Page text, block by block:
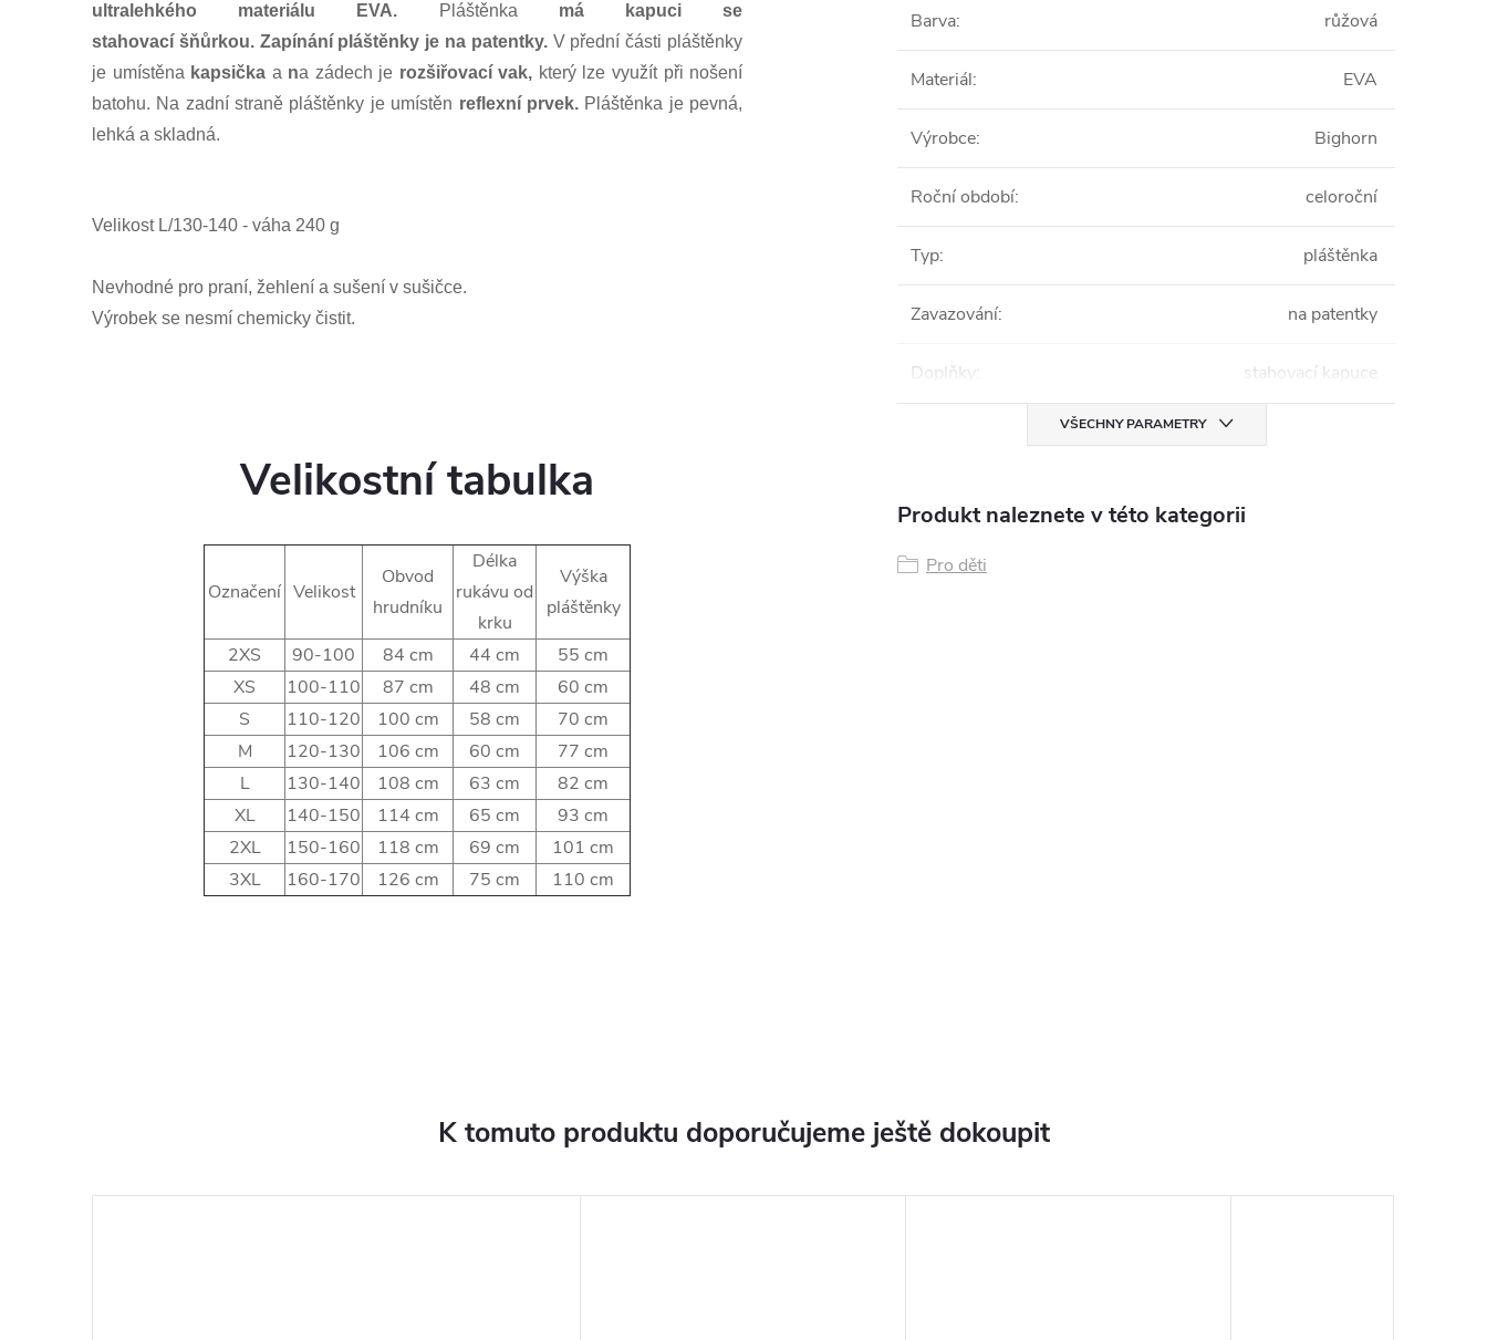
ultralehkého materiálu EVA.
Pláštěnka má kapuci se
stahovací šňůrkou. Zapínání pláštěnky je na patentky.V přední části pláštěnky
je umístěna kapsička a na zádech je rozšiřovací vak, který lze využít při nošení
batohu. Na zadní straně pláštěnky je umístěn reflexní prvek. Pláštěnka je pevná,
lehká a skladná.
Velikost L/130-140 - váha 240 g
Nevhodné pro praní, žehlení a sušení v sušičce.
Výrobek se nesmí chemicky čistit.
Velikostní tabulka
Označení Velikost
Obvod
hrudníku
Délka
rukávu od
krku
Výška
pláštěnky
2XS
90-100 84 cm 44 cm
55 cm
XS
100-110 87 cm 48 cm
60 cm
S
110-120 100 cm 58 cm
70 cm
M
120-130 106 cm 60 cm
77 cm
L
130-140 108 cm 63 cm
82 cm
XL
140-150 114 cm 65 cm
93 cm
2XL
150-160 118 cm 69 cm
101 cm
3XL
160-170 126 cm 75 cm 110 cm
Barva: růžová
Materiál: EVA
Výrobce: Bighorn
Roční období: celoroční
Typ: pláštěnka
Zavazování: na patentky
Doplňky: stahovací kapuce
VŠECHNY PARAMETRY
Produkt naleznete v této kategorii
Pro děti
K tomuto produktu doporučujeme ještě dokoupit